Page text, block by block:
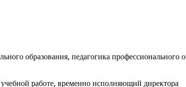
образования, педагогика профессионального
работе, временно исполняющий директора